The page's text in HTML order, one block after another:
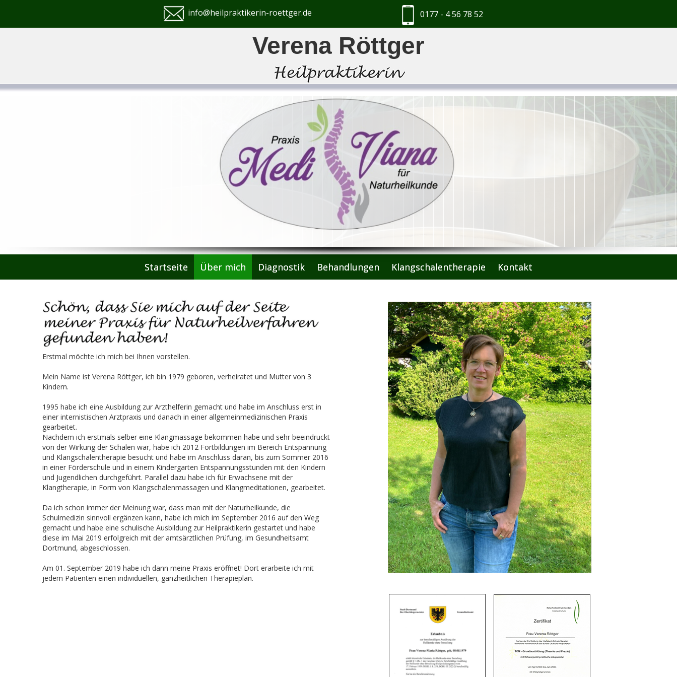
info@heilpraktikerin-roettger.de 0177 - 4 56 78 52
Verena Röttger
Startseite Über mich Diagnostik Behandlungen Klangschalentherapie Kontakt
Erstmal möchte ich mich bei Ihnen vorstellen.
Mein Name ist Verena Röttger, ich bin 1979 geboren, verheiratet und Mutter von 3
Kindern.
1995 habe ich eine Ausbildung zur Arzthelferin gemacht und habe im Anschluss erst in
einer internistischen Arztpraxis und danach in einer allgemeinmedizinischen Praxis
gearbeitet.
Nachdem ich erstmals selber eine Klangmassage bekommen habe und sehr beeindruckt
von der Wirkung der Schalen war, habe ich 2012 Fortbildungen im Bereich Entspannung
und Klangschalentherapie besucht und habe im Anschluss daran, bis zum Sommer 2016
in einer Förderschule und in einem Kindergarten Entspannungsstunden mit den Kindern
und Jugendlichen durchgeführt. Parallel dazu habe ich für Erwachsene mit der
Klangtherapie, in Form von Klangschalenmassagen und Klangmeditationen, gearbeitet.
Da ich schon immer der Meinung war, dass man mit der Naturheilkunde, die
Schulmedizin sinnvoll ergänzen kann, habe ich mich im September 2016 auf den Weg
gemacht und habe eine schulische Ausbildung zur Heilpraktikerin gestartet und habe
diese im Mai 2019 erfolgreich mit der amtsärztlichen Prüfung, im Gesundheitsamt
Dortmund, abgeschlossen.
Am 01. September 2019 habe ich dann meine Praxis eröffnet! Dort erarbeite ich mit
jedem Patienten einen individuellen, ganzheitlichen Therapieplan.